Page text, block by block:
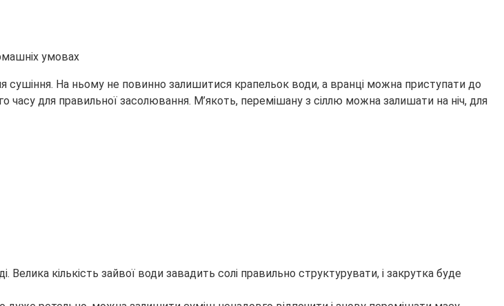
сушіння. На ньому не повинно залишитися крапельок води, а вранці можна приступати до
часу для правильної засолювання. М’якоть, перемішану з сіллю можна залишати на ніч, для
кількість зайвої води завадить солі правильно структурувати, і закрутка буде